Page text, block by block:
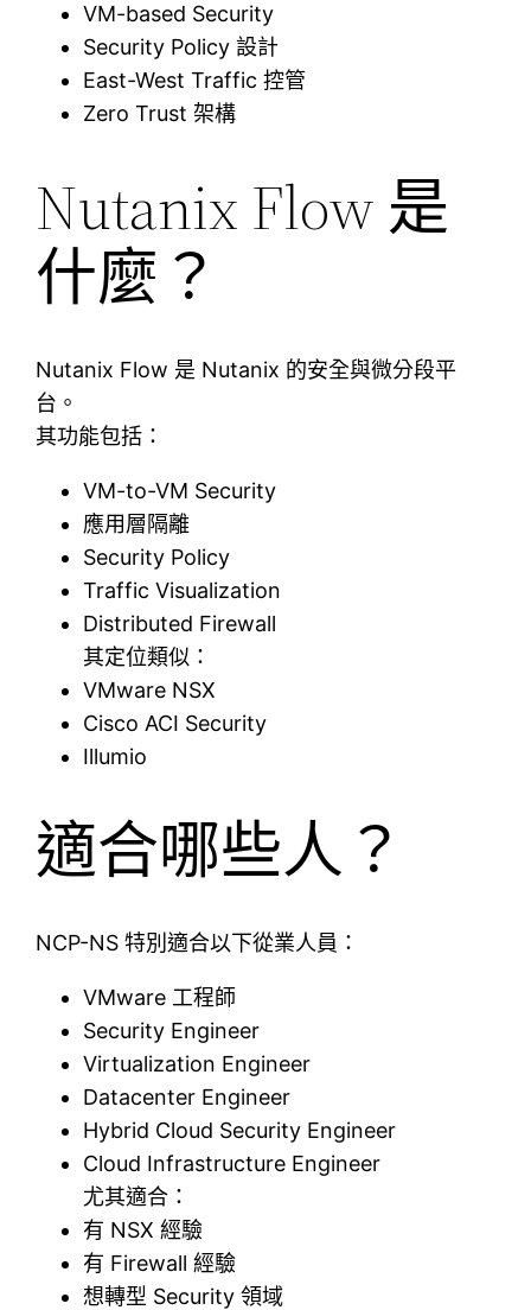
VM-based Security
Security Policy 設計
East-West Traffic 控管
Zero Trust 架構
Nutanix Flow 是
什麼？
Nutanix Flow 是 Nutanix 的安全與微分段平
台。
其功能包括：
VM-to-VM Security
應用層隔離
Security Policy
Traffic Visualization
Distributed Firewall
其定位類似：
VMware NSX
Cisco ACI Security
Illumio
適合哪些人？
NCP-NS 特別適合以下從業人員：
VMware 工程師
Security Engineer
Virtualization Engineer
Datacenter Engineer
Hybrid Cloud Security Engineer
Cloud Infrastructure Engineer
尤其適合：
有 NSX 經驗
有 Firewall 經驗
想轉型 Security 領域